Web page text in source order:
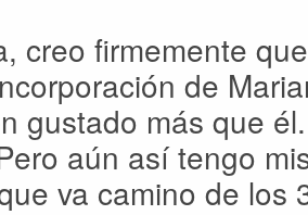
creo firmemente
de
gustado más que
aún así tengo
va camino de los